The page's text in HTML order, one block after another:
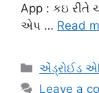
App : કઇ રીતે
એપ … Read
Categories
એંડ્રોઈડ
Leave a